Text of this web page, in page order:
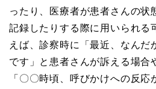
ったり、医療者が患者さんの状
記録したりする際に用いられる
えば、診察時に「最近、なんだ
です」と患者さんが訴える場合
「〇〇時頃、呼びかけへの反応